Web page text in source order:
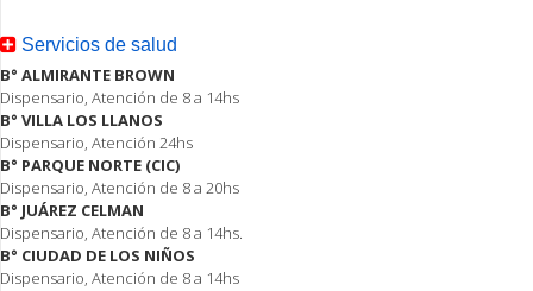
Servicios de salud
B° ALMIRANTE BROWN
Dispensario, Atención de 8 a 14hs
B° VILLA LOS LLANOS
Dispensario, Atención 24hs
B° PARQUE NORTE (CIC)
Dispensario, Atención de 8 a 20hs
B° JUÁREZ CELMAN
Dispensario, Atención de 8 a 14hs.
B° CIUDAD DE LOS NIÑOS
Dispensario, Atención de 8 a 14hs